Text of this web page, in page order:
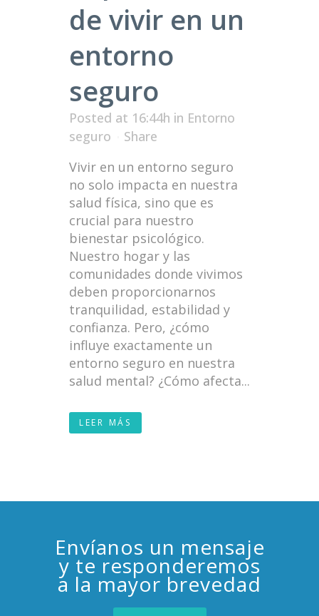
de vivir en un
entorno
seguro
Posted at 16:44h in Entorno
seguro
Share
Vivir en un entorno seguro
no solo impacta en nuestra
salud física, sino que es
crucial para nuestro
bienestar psicológico.
Nuestro hogar y las
comunidades donde vivimos
deben proporcionarnos
tranquilidad, estabilidad y
confianza. Pero, ¿cómo
influye exactamente un
entorno seguro en nuestra
salud mental? ¿Cómo afecta...
LEER MÁS
Envíanos un mensaje
y te responderemos
a la mayor brevedad